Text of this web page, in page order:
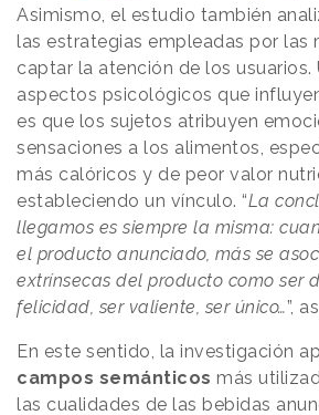
Asimismo, el estudio también
las estrategias empleadas por las
captar la atención de los usuarios.
aspectos psicológicos que
es que los sujetos atribuyen
sensaciones a los alimentos,
más calóricos y de peor valor
estableciendo un vínculo. “La
llegamos es siempre la misma:
el producto anunciado, más se
extrínsecas del producto como ser
felicidad, ser valiente, ser único…”,
En este sentido, la investigación
campos semánticos más
las cualidades de las bebidas